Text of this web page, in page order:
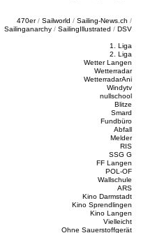
470er/ Sailworld / Sailing-News.ch /
Sailinganarchy / SailingIllustrated / DSV
1. Liga
2. Liga
Wetter Langen
Wetterradar
WetterradarAni
Windytv
nullschool
Blitze
Smard
Fundbüro
Abfall
Melder
RIS
SSG G
FF Langen
POL-OF
Wallschule
ARS
Kino Darmstadt
Kino Sprendlingen
Kino Langen
Vielleicht
Ohne Sauerstoffgerät